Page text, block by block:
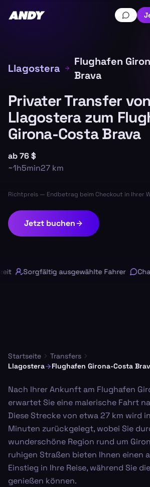
Llagostera
Flughafen
Brava
Privater Transfer von
Llagostera zum
Girona-Costa Brava
ab76 $
~1h5min27 km
Richtpreis — Endbetrag beim Checkout in Ihrer
Jetzt buchen
Sorgfältig ausgewählte Fahrer Chat
Startseite
Transfers
Llagostera
Flughafen Girona-Costa
Nach Ihrer Ankunft am Flughafen
erwartet Sie eine malerische Fahrt
Diese Strecke von etwa 27 km wird
Minuten zurückgelegt, wobei Sie
wunderschöne Region rund um
ruhigen Straßen bieten Ihnen einen
Einstieg in Ihre Reise, während Sie
genießen können.